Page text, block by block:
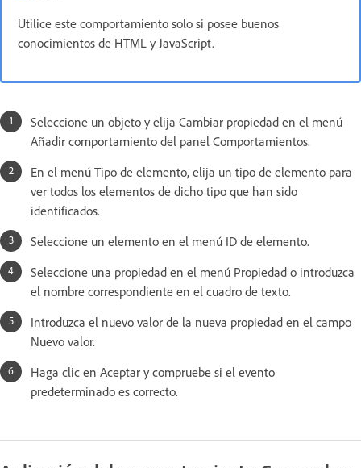
Utilice este comportamiento solo si posee buenos
conocimientos de HTML y JavaScript.
Seleccione un objeto y elija Cambiar propiedad en el menú
Añadir comportamiento del panel Comportamientos.
En el menú Tipo de elemento, elija un tipo de elemento para
ver todos los elementos de dicho tipo que han sido
identificados.
Seleccione un elemento en el menú ID de elemento.
Seleccione una propiedad en el menú Propiedad o introduzca
el nombre correspondiente en el cuadro de texto.
Introduzca el nuevo valor de la nueva propiedad en el campo
Nuevo valor.
Haga clic en Aceptar y compruebe si el evento
predeterminado es correcto.